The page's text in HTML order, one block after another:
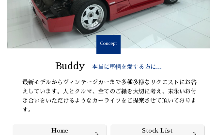
Concept
Buddy 本当に車輌を愛する方に…
最新モデルからヴィンテージカーまで多種多様なリクエストにお答
えしています。人とクルマ、全てのご縁を大切に考え、末永いお付
き合いをいただけるようなカーライフをご提案させて頂いておりま
す。
Home Stock List